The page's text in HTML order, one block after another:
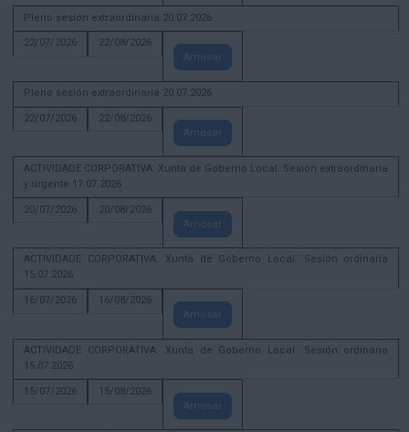
Pleno sesión extraordinaria 20.07.2026
22/07/2026
22/08/2026
Amosar
Pleno sesión extraordinaria 20.07.2026
22/07/2026
22/08/2026
Amosar
ACTIVIDADE CORPORATIVA. Xunta de Goberno Local. Sesión extraordinaria
y urgente 17.07.2026
20/07/2026
20/08/2026
Amosar
ACTIVIDADE CORPORATIVA. Xunta de Goberno Local. Sesión ordinaria
15.07.2026
16/07/2026
16/08/2026
Amosar
ACTIVIDADE CORPORATIVA. Xunta de Goberno Local. Sesión ordinaria
15.07.2026
15/07/2026
15/08/2026
Amosar